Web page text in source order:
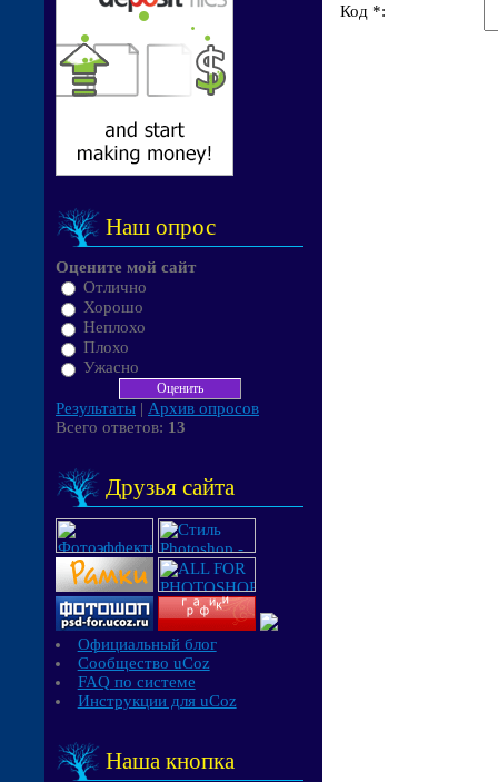
Наш опрос
Оцените мой сайт
Отлично
Хорошо
Неплохо
Плохо
Ужасно
Результаты | Архив опросов
Всего ответов: 13
Друзья сайта
Официальный блог
Сообщество uCoz
FAQ по системе
Инструкции для uCoz
Наша кнопка
Код *: